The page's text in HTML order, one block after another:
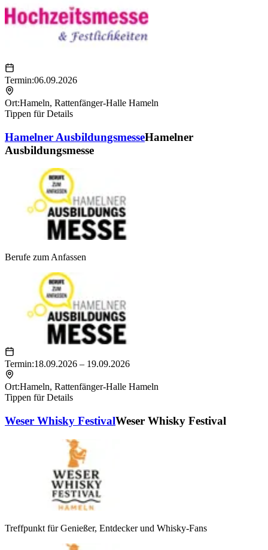
Termin:06.09.2026
Ort:Hameln, Rattenfänger-Halle Hameln
Tippen für Details
Hamelner AusbildungsmesseHamelner
Ausbildungsmesse
Berufe zum Anfassen
Termin:18.09.2026 – 19.09.2026
Ort:Hameln, Rattenfänger-Halle Hameln
Tippen für Details
Weser Whisky FestivalWeser Whisky Festival
Treffpunkt für Genießer, Entdecker und Whisky-Fans